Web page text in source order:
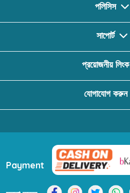
পলিসিস
সাপোর্ট
প্রয়োজনীয় লিংক
যোগাযোগ করুন
Payment